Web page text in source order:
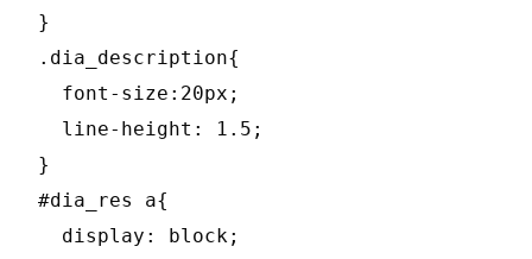
}
.dia_description{
  font-size:20px;
  line-height: 1.5;
}
#dia_res a{
  display: block;